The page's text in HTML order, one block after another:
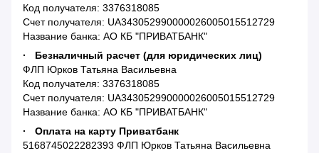
Код получателя: 3376318085
Счет получателя: UA343052990000026005015512729
Название банка: АО КБ "ПРИВАТБАНК"
· Безналичный расчет (для юридических лиц)
ФЛП Юрков Татьяна Васильевна
Код получателя: 3376318085
Счет получателя: UA343052990000026005015512729
Название банка: АО КБ "ПРИВАТБАНК"
· Оплата на карту Приватбанк
5168745022282393 ФЛП Юрков Татьяна Васильевна